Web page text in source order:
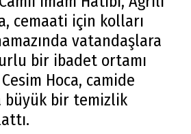
cemaati için kolları
vatandaşlara
bir ibadet ortamı
Hoca, camide
büyük bir temizlik